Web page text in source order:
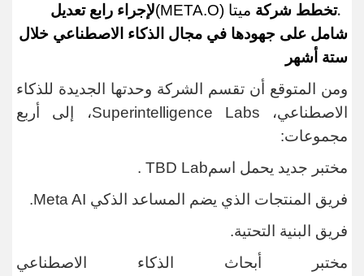
.تخطط شركة ميتا (META.O)
لإجراء رابع تعديل
شامل على جهودها في مجال الذكاء الاصطناعي خلال
ستة أشهر
ومن المتوقع أن تقسم الشركة وحدتها الجديدة للذكاء
الاصطناعي، Superintelligence Labs، إلى أربع
مجموعات:
مختبر جديد يحمل اسمTBD Lab
.
فريق المنتجات الذي يضم المساعد الذكي Meta AI
.
فريق البنية التحتية.
مختبر أبحاث الذكاء الاصطناعي